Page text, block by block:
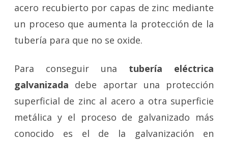
acero recubierto por capas de zinc mediante
un proceso que aumenta la protección de la
tubería para que no se oxide.
Para conseguir una tubería eléctrica
galvanizada debe aportar una protección
superficial de zinc al acero a otra superficie
metálica y el proceso de galvanizado más
conocido es el de la galvanización en